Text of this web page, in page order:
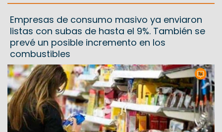
Empresas de consumo masivo ya enviaron
listas con subas de hasta el 9%. También se
prevé un posible incremento en los
combustibles